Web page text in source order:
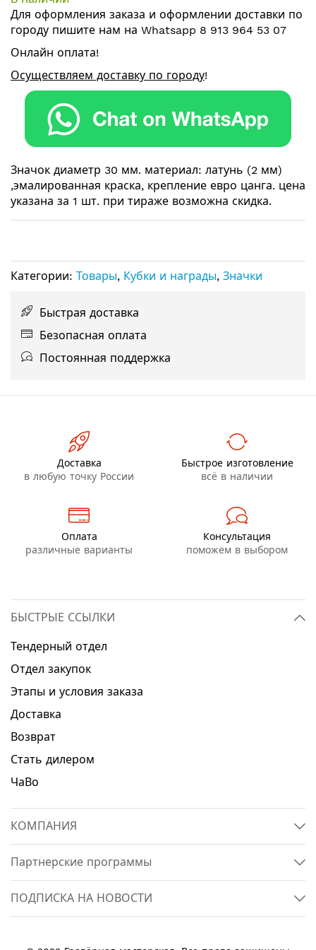
галереи
изображений
Для оформления заказа и оформлении доставки по
городу пишите нам на Whatsapp 8 913 964 53 07
Онлайн оплата!
Осуществляем доставку по городу!
Значок диаметр 30 мм. материал: латунь (2 мм)
,эмалированная краска, крепление евро цанга. цена
указана за 1 шт. при тираже возможна скидка.
Категории: Товары, Кубки и награды, Значки
Быстрая доставка
Безопасная оплата
Постоянная поддержка
Доставка
в любую точку России
Быстрое изготовление
всё в наличии
Оплата
различные варианты
Консультация
поможем в выбором
БЫСТРЫЕ ССЫЛКИ
Тендерный отдел
Отдел закупок
Этапы и условия заказа
Доставка
Возврат
Стать дилером
ЧаВо
КОМПАНИЯ
Партнерские программы
ПОДПИСКА НА НОВОСТИ